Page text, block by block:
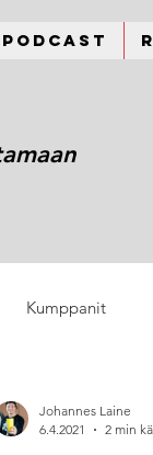
Podcast
Kumppanit
Johannes Laine
6.4.2021
2 min